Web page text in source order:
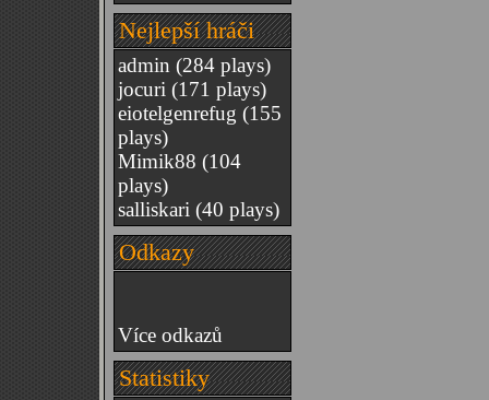
Nejlepší hráči
admin (284 plays)
jocuri (171 plays)
eiotelgenrefug (155
plays)
Mimik88 (104
plays)
salliskari (40 plays)
Odkazy
Více odkazů
Statistiky